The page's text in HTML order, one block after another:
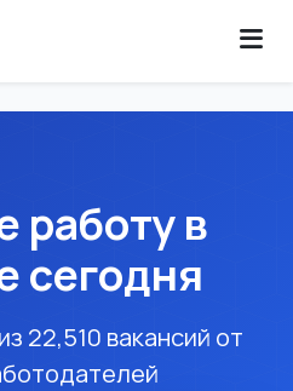
работу в
сегодня
22,510 вакансий от